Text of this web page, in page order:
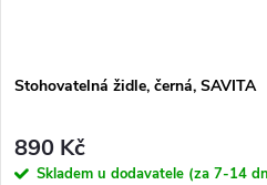
Stohovatelná židle, černá, SAVITA
890 Kč
Skladem u dodavatele (za 7-14